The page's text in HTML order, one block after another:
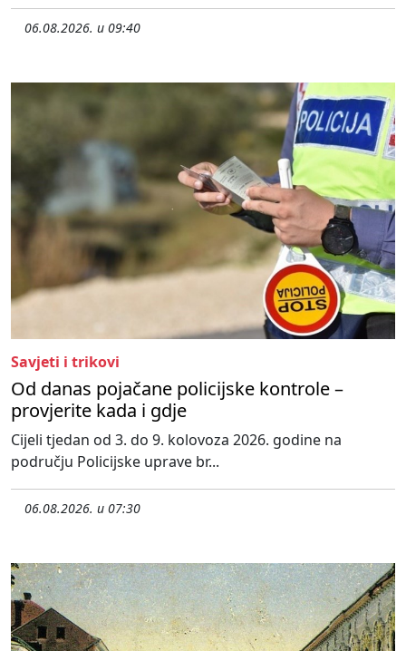
06.08.2026. u 09:40
Savjeti i trikovi
Od danas pojačane policijske kontrole –
provjerite kada i gdje
Cijeli tjedan od 3. do 9. kolovoza 2026. godine na
području Policijske uprave br...
06.08.2026. u 07:30